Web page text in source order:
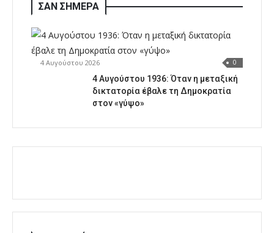
ΣΑΝ ΣΗΜΕΡΑ
4 Αυγούστου 2026 0
4 Αυγούστου 1936: Όταν η μεταξική
δικτατορία έβαλε τη Δημοκρατία
στον «γύψο»